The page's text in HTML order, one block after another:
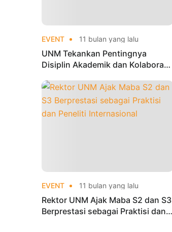
EVENT 11 bulan yang lalu
UNM Tekankan Pentingnya
Disiplin Akademik dan Kolaborasi
EVENT 11 bulan yang lalu
Rektor UNM Ajak Maba S2 dan S3
Berprestasi sebagai Praktisi dan